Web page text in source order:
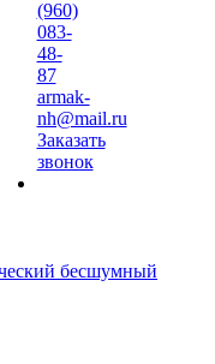
(960)
083-
48-
87
armak-
nh@mail.ru
Заказать
звонок
бесшумный